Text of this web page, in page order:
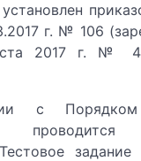
установлен
г. № 106
2017 г. №
с Порядком